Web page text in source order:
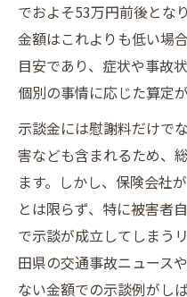
でおよそ53万円前後とな
金額はこれよりも低い場
目安であり、症状や事故
個別の事情に応じた算定が
示談金には慰謝料だけで
害なども含まれるため、
ます。しかし、保険会社
とは限らず、特に被害者
で示談が成立してしまう
田県の交通事故ニュース
ない金額での示談例がし